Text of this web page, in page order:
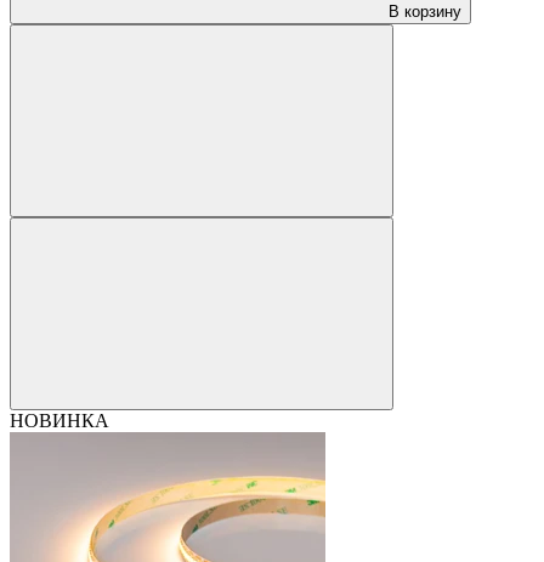
В корзину
НОВИНКА